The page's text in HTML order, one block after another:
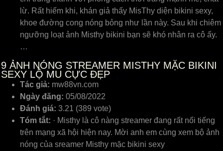
lừ. Rất hiếm khi, khán giả thấy MisThy diện bikini sexy,
khoe đường cong nóng bỏng như lần này. Sau khi chiêm
ngưỡng loạt ảnh Misthy bikini bạn sẽ khó nhân ra cô ấy.
…
9 ẢNH NÓNG STREAMER MISTHY MẶC BIKINI
SEXY LỘ MU CỰC ĐẸP
Tác giả: mw88vn.com
Ngày đăng: 05/08/2022
Đánh giá: 3.21 (389 vote)
Tóm tắt: · Misthy là cô nàng streamer đang rất nổi tiếng
trên mạng xã hội hiện nay. Mời anh em cùng xem bộ ảnh
nóng của sreamer Misthy mặc bikini sexy